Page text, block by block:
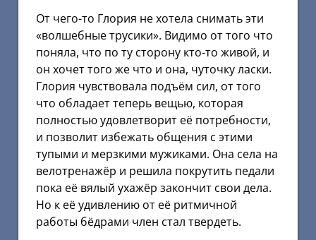
От чего-то Глория не хотела снимать эти
«волшебные трусики». Видимо от того что
поняла, что по ту сторону кто-то живой, и
он хочет того же что и она, чуточку ласки.
Глория чувствовала подъём сил, от того
что обладает теперь вещью, которая
полностью удовлетворит её потребности,
и позволит избежать общения с этими
тупыми и мерзкими мужиками. Она села на
велотренажёр и решила покрутить педали
пока её вялый ухажёр закончит свои дела.
Но к её удивлению от её ритмичной
работы бёдрами член стал твердеть.